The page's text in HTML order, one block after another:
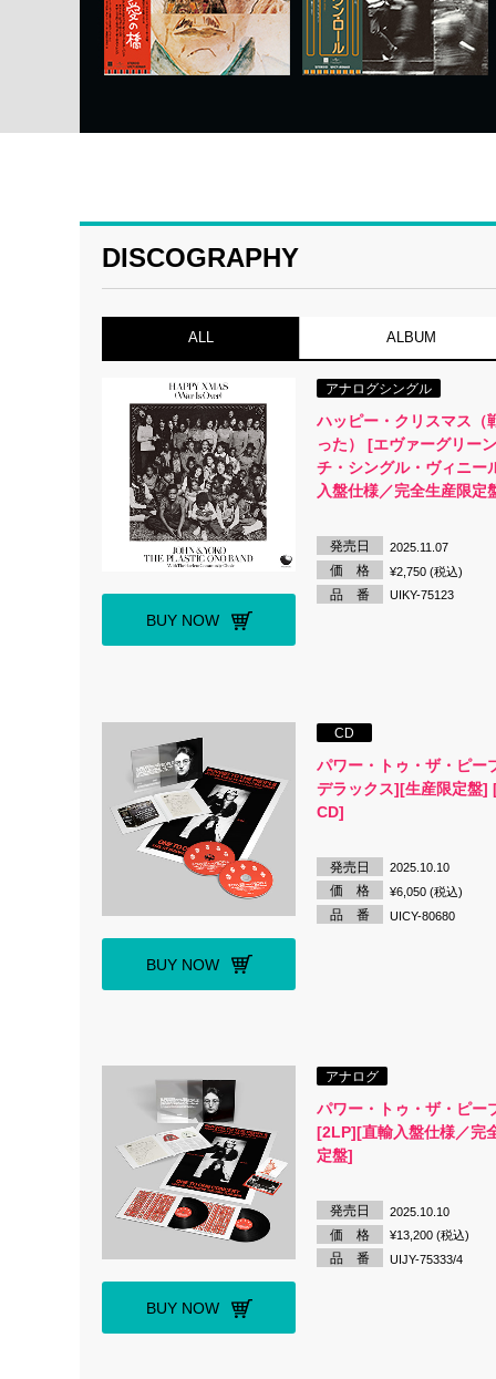
DISCOGRAPHY
ALL ALBUM
BUY NOW
アナログシングル
ハッピー・クリスマス（
った） [エヴァーグリー
チ・シングル・ヴィニー
入盤仕様／完全生産限定
発売日 2025.11.07
価 格 ¥2,750 (税込)
品 番 UIKY-75123
BUY NOW
CD
パワー・トゥ・ザ・ピー
デラックス][生産限定盤]
CD]
発売日 2025.10.10
価 格 ¥6,050 (税込)
品 番 UICY-80680
BUY NOW
アナログ
パワー・トゥ・ザ・ピー
[2LP][直輸入盤仕様／完
定盤]
発売日 2025.10.10
価 格 ¥13,200 (税込)
品 番 UIJY-75333/4